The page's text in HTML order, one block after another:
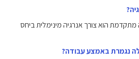
מתקדמת הוא צורך אנרגיה מינימלית ביחס
נגמרת באמצע עבודה?